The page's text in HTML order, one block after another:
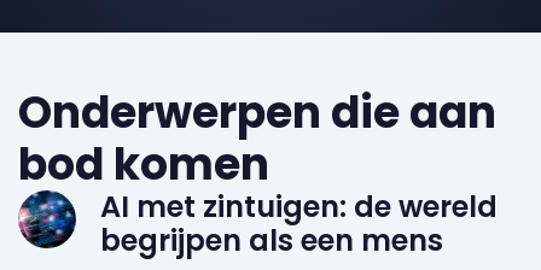
Onderwerpen die aan
bod komen
AI met zintuigen: de wereld
begrijpen als een mens